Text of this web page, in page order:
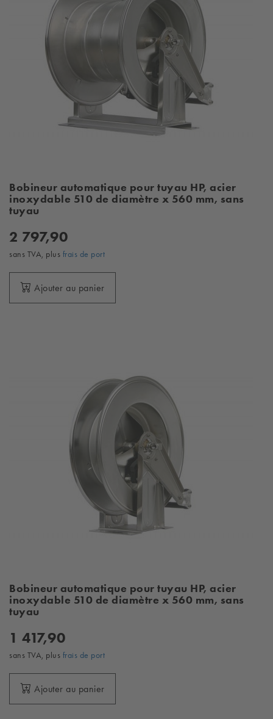
Bobineur automatique pour tuyau HP, acier
inoxydable 510 de diamètre x 560 mm, sans
tuyau
2 797,90
sans TVA, plus frais de port
Ajouter au panier
Bobineur automatique pour tuyau HP, acier
inoxydable 510 de diamètre x 560 mm, sans
tuyau
1 417,90
sans TVA, plus frais de port
Ajouter au panier